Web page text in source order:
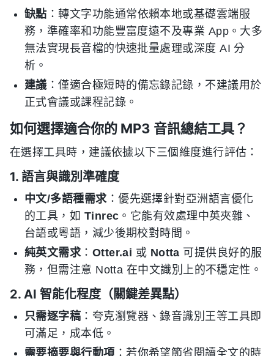
缺點 ：轉文字功能通常依賴本地或基礎雲端服
務，準確率和功能豐富度遠不及專業 App。大多
無法實現長音檔的快速批量處理或深度 AI 分
析。
建議 ：僅適合極短時的備忘錄記錄，不建議用於
正式會議或課程記錄。
如何選擇適合你的 MP3 音訊總結工具？
在選擇工具時，建議依據以下三個維度進行評估：
1. 語言與識別準確度
中文/多語種需求：優先選擇針對亞洲語言優化
的工具，如 Tinrec 。它能有效處理中英夾雜、
台語或粵語，減少後期校對時間。
純英文需求： Otter.ai 或 Notta 可提供良好的服
務，但需注意 Notta 在中文識別上的不穩定性。
2. AI 智能化程度（關鍵差異點）
只需逐字稿 ：夸克瀏覽器、錄音識別王等工具即
可滿足，成本低。
需要摘要與行動項 ：若你希望節省閱讀全文的時